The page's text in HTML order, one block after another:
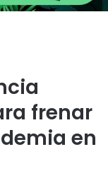
frenar
en